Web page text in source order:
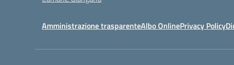
Amministrazione trasparenteAlbo OnlinePrivacy Policy